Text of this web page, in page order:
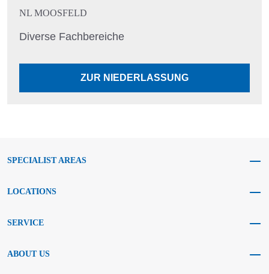
NL MOOSFELD
Diverse Fachbereiche
ZUR NIEDERLASSUNG
SPECIALIST AREAS
LOCATIONS
SERVICE
ABOUT US